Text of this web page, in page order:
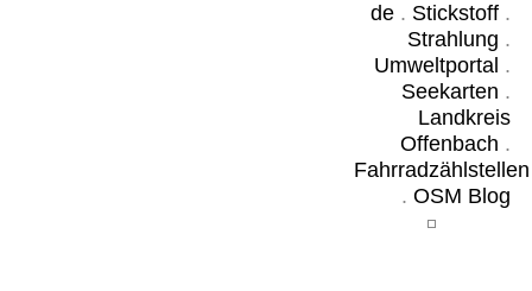
de. Stickstoff.
Strahlung .
Umweltportal .
Seekarten .
Landkreis
Offenbach .
Fahrradzählstellen
. OSM Blog